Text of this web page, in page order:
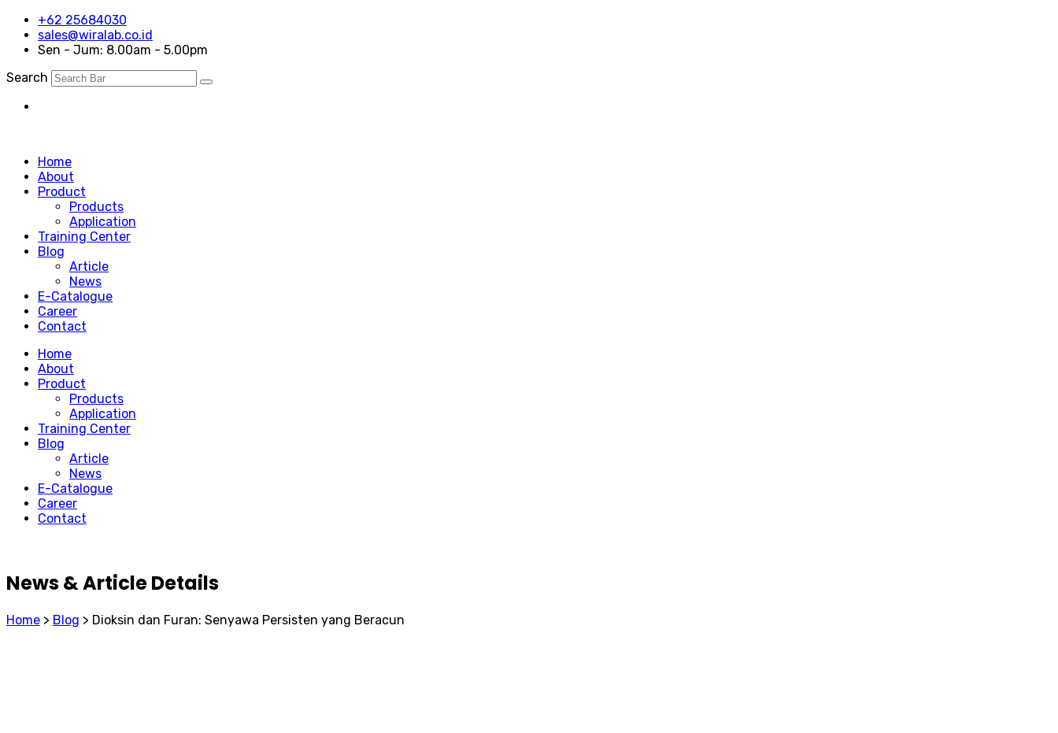
+62 25684030
sales@wiralab.co.id
Sen - Jum: 8.00am - 5.00pm
Search
Home
About
Product
Products
Application
Training Center
Blog
Article
News
E-Catalogue
Career
Contact
Home
About
Product
Products
Application
Training Center
Blog
Article
News
E-Catalogue
Career
Contact
News & Article Details
Home > Blog > Dioksin dan Furan: Senyawa Persisten yang Beracun